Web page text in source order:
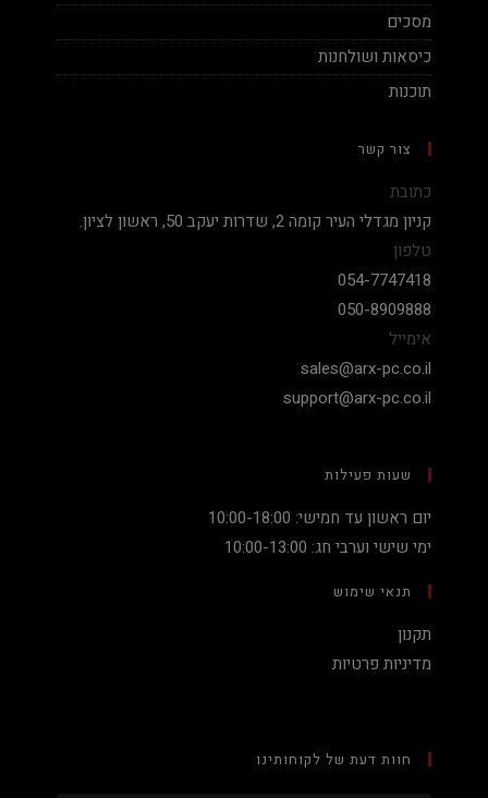
מסכים
כיסאות ושולחנות
תוכנות
צור קשר
כתובת
קניון מגדלי העיר קומה 2, שדרות יעקב 50, ראשון לציון.
טלפון
054-7747418
050-8909888
אימייל
sales@arx-pc.co.il
support@arx-pc.co.il
שעות פעילות
יום ראשון עד חמישי: 10:00-18:00
ימי שישי וערבי חג: 10:00-13:00
תנאי שימוש
תקנון
מדיניות פרטיות
חוות דעת של לקוחותינו